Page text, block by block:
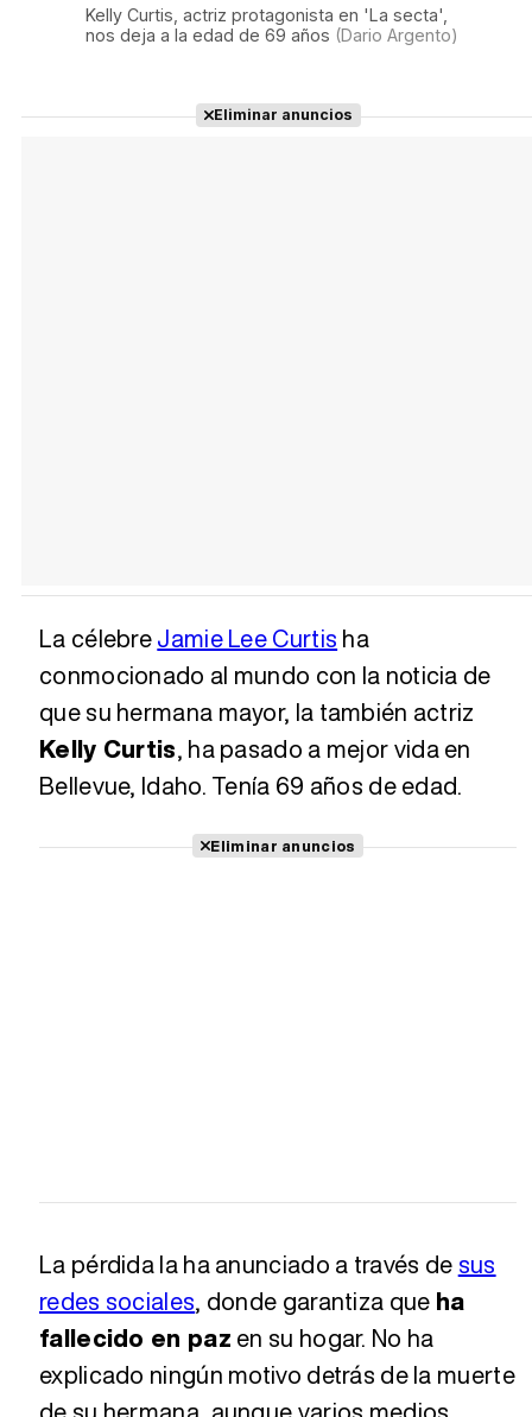
Kelly Curtis, actriz protagonista en 'La secta',
nos deja a la edad de 69 años (Dario Argento)
Eliminar anuncios
La célebreJamie Lee Curtis ha
conmocionado al mundo con la noticia de
que su hermana mayor, la también actriz
Kelly Curtis, ha pasado a mejor vida en
Bellevue, Idaho. Tenía 69 años de edad.
Eliminar anuncios
La pérdida la ha anunciado a través de sus
redes sociales, donde garantiza que ha
fallecido en paz en su hogar. No ha
explicado ningún motivo detrás de la muerte